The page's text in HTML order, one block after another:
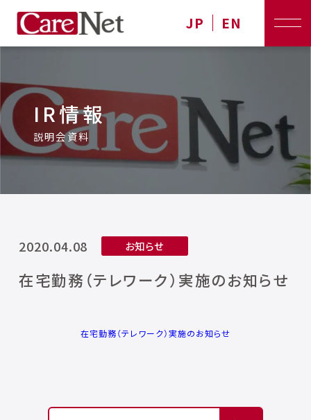
JP EN
IR情報
説明会資料
2020.04.08 お知らせ
在宅勤務（テレワーク）実施のお知らせ
在宅勤務（テレワーク）実施のお知らせ